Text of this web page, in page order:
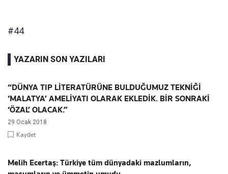
#44
YAZARIN SON YAZILARI
“DÜNYA TIP LİTERATÜRÜNE BULDUĞUMUZ TEKNİĞİ
‘MALATYA’ AMELİYATI OLARAK EKLEDİK. BİR SONRAKİ
‘ÖZAL’ OLACAK.”
29 Ocak 2018
Kaydet
Melih Ecertaş: Türkiye tüm dünyadaki mazlumların,